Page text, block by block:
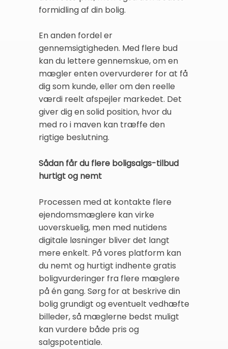
formidling af din bolig.
En anden fordel er
gennemsigtigheden. Med flere bud
kan du lettere gennemskue, om en
mægler enten overvurderer for at få
dig som kunde, eller om den reelle
værdi reelt afspejler markedet. Det
giver dig en solid position, hvor du
med ro i maven kan træffe den
rigtige beslutning.
Sådan får du flere boligsalgs-tilbud
hurtigt og nemt
Processen med at kontakte flere
ejendomsmæglere kan virke
uoverskuelig, men med nutidens
digitale løsninger bliver det langt
mere enkelt. På vores platform kan
du nemt og hurtigt indhente gratis
boligvurderinger fra flere mæglere
på én gang. Sørg for at beskrive din
bolig grundigt og eventuelt vedhæfte
billeder, så mæglerne bedst muligt
kan vurdere både pris og
salgspotentiale.